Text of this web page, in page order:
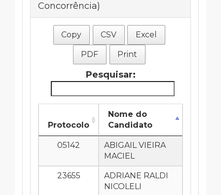
Concorrência)
Copy CSV Excel
PDF Print
Pesquisar:
Protocolo
Nome do
Candidato
05142
ABIGAIL VIEIRA
MACIEL
23655
ADRIANE RALDI
NICOLELI